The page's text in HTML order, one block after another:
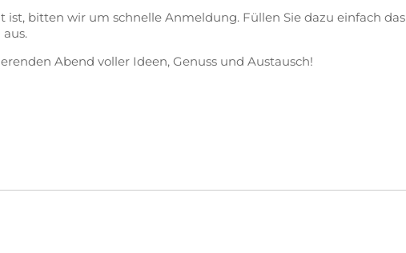
ist, bitten wir um schnelle Anmeldung. Füllen Sie dazu einfach das
Abend voller Ideen, Genuss und Austausch!